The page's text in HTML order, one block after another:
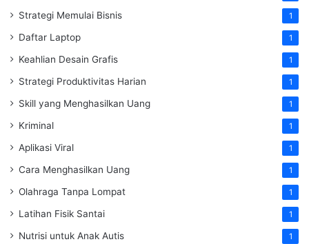
Strategi Memulai Bisnis 1
Daftar Laptop 1
Keahlian Desain Grafis 1
Strategi Produktivitas Harian 1
Skill yang Menghasilkan Uang 1
Kriminal 1
Aplikasi Viral 1
Cara Menghasilkan Uang 1
Olahraga Tanpa Lompat 1
Latihan Fisik Santai 1
Nutrisi untuk Anak Autis 1